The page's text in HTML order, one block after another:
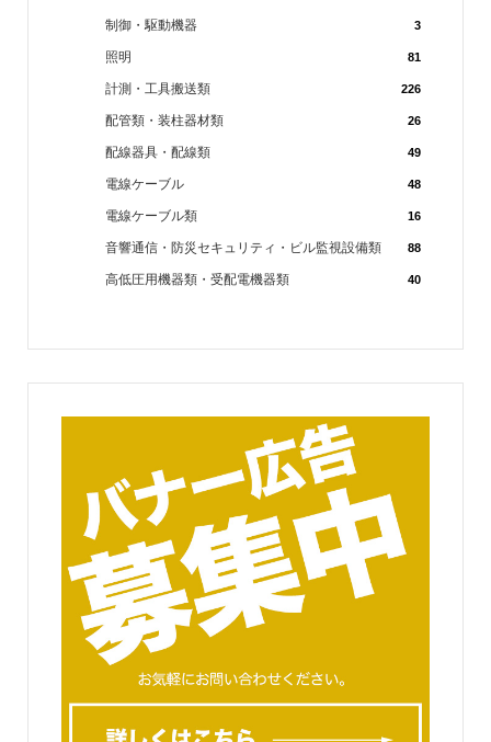
制御・駆動機器 3
照明 81
計測・工具搬送類 226
配管類・装柱器材類 26
配線器具・配線類 49
電線ケーブル 48
電線ケーブル類 16
音響通信・防災セキュリティ・ビル監視設備類 88
高低圧用機器類・受配電機器類 40